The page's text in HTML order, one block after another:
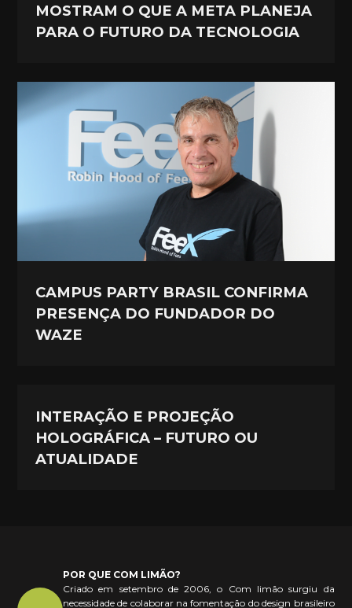
MOSTRAM O QUE A META PLANEJA
PARA O FUTURO DA TECNOLOGIA
CAMPUS PARTY BRASIL CONFIRMA
PRESENÇA DO FUNDADOR DO
WAZE
INTERAÇÃO E PROJEÇÃO
HOLOGRÁFICA – FUTURO OU
ATUALIDADE
POR QUE COM LIMÃO?
Criado em setembro de 2006, o Com limão surgiu da
necessidade de colaborar na fomentação do design brasileiro